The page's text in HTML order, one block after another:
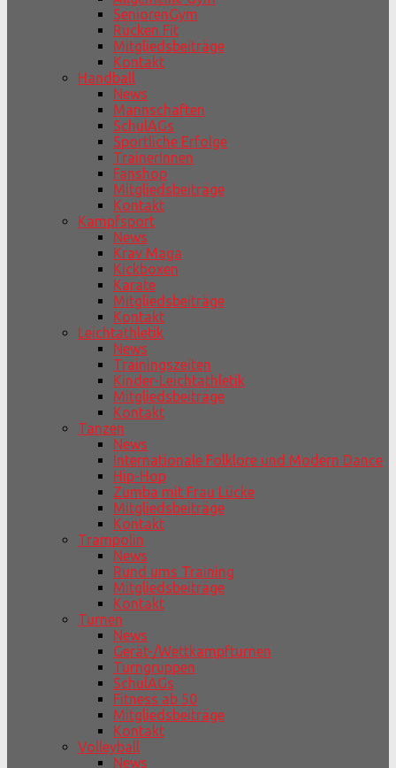
SeniorenGym
Rücken Fit
Mitgliedsbeiträge
Kontakt
Handball
News
Mannschaften
SchulAGs
Sportliche Erfolge
TrainerInnen
Fanshop
Mitgliedsbeiträge
Kontakt
Kampfsport
News
Krav Maga
Kickboxen
Karate
Mitgliedsbeiträge
Kontakt
Leichtathletik
News
Trainingszeiten
Kinder-Leichtathletik
Mitgliedsbeiträge
Kontakt
Tanzen
News
Internationale Folklore und Modern Dance
Hip-Hop
Zumba mit Frau Lücke
Mitgliedsbeiträge
Kontakt
Trampolin
News
Rund ums Training
Mitgliedsbeiträge
Kontakt
Turnen
News
Gerät-/Wettkampfturnen
Turngruppen
SchulAGs
Fitness ab 50
Mitgliedsbeiträge
Kontakt
Volleyball
News